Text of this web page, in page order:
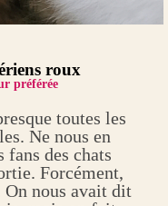
roux
préférée
toutes les
Ne nous en
fans des chats
Forcément,
On nous avait dit